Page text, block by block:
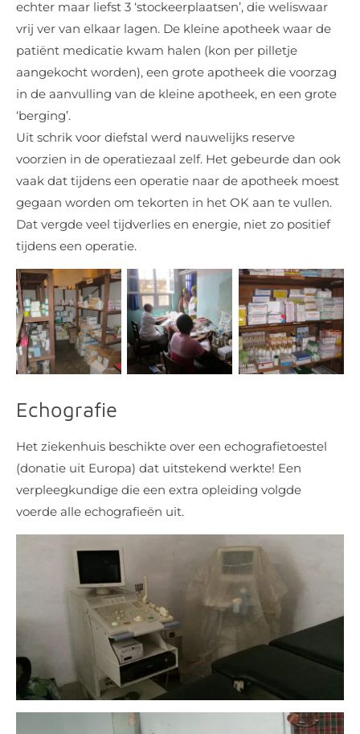
echter maar liefst 3 ‘stockeerplaatsen’, die weliswaar
vrij ver van elkaar lagen. De kleine apotheek waar de
patiënt medicatie kwam halen (kon per pilletje
aangekocht worden), een grote apotheek die voorzag
in de aanvulling van de kleine apotheek, en een grote
‘berging’.
Uit schrik voor diefstal werd nauwelijks reserve
voorzien in de operatiezaal zelf. Het gebeurde dan ook
vaak dat tijdens een operatie naar de apotheek moest
gegaan worden om tekorten in het OK aan te vullen.
Dat vergde veel tijdverlies en energie, niet zo positief
tijdens een operatie.
Echografie
Het ziekenhuis beschikte over een echografietoestel
(donatie uit Europa) dat uitstekend werkte! Een
verpleegkundige die een extra opleiding volgde
voerde alle echografieën uit.